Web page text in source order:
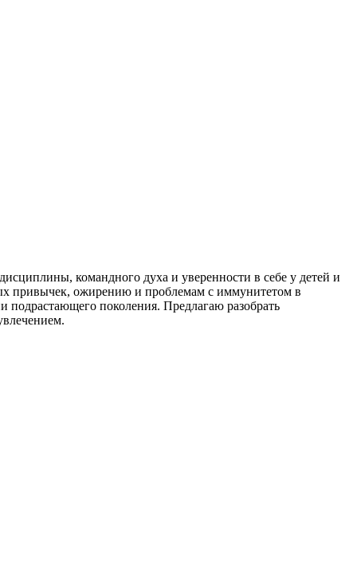
командного духа и уверенности в себе у детей и
привычек, ожирению и проблемам с иммунитетом в
поколения. Предлагаю разобрать